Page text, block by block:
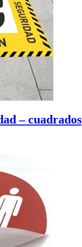
– cuadrados